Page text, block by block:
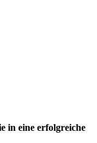
in eine erfolgreiche